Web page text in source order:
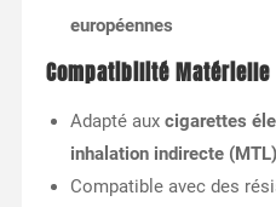
européennes
Compatibilité Matérielle
Adapté aux cigarettes
inhalation indirecte (MTL)
Compatible avec des